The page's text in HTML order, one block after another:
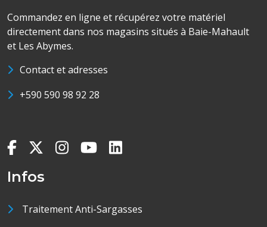
Commandez en ligne et récupérez votre matériel
directement dans nos magasins situés à Baie-Mahault
et Les Abymes.
Contact et adresses
+590 590 98 92 28
Infos
Traitement Anti-Sargasses